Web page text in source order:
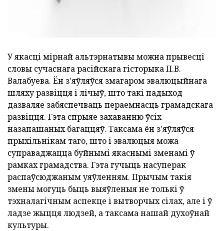
У якасці мірнай альтэрнатывы можна прывесці
словы сучаснага расійскага гісторыка П.В.
Валабуева. Ён з'яўляўся змагаром эвалюцыйнага
шляху развіцця і лічыў, што такі падыход
дазваляе забяспечваць пераемнасць грамадскага
развіцця. Гэта спрыяе захаванню ўсіх
назапашаных багаццяў. Таксама ён з'яўляўся
прыхільнікам таго, што і эвалюцыя можа
суправаджацца буйнымі якаснымі зменамі ў
рамках грамадства. Гэта гучыць насуперак
распаўсюджаным уяўленням. Прычым такія
змены могуць быць выяўленыя не толькі ў
тэхналагічным аспекце і вытворчых сілах, але і ў
ладзе жыцця людзей, а таксама нашай духоўнай
культуры.